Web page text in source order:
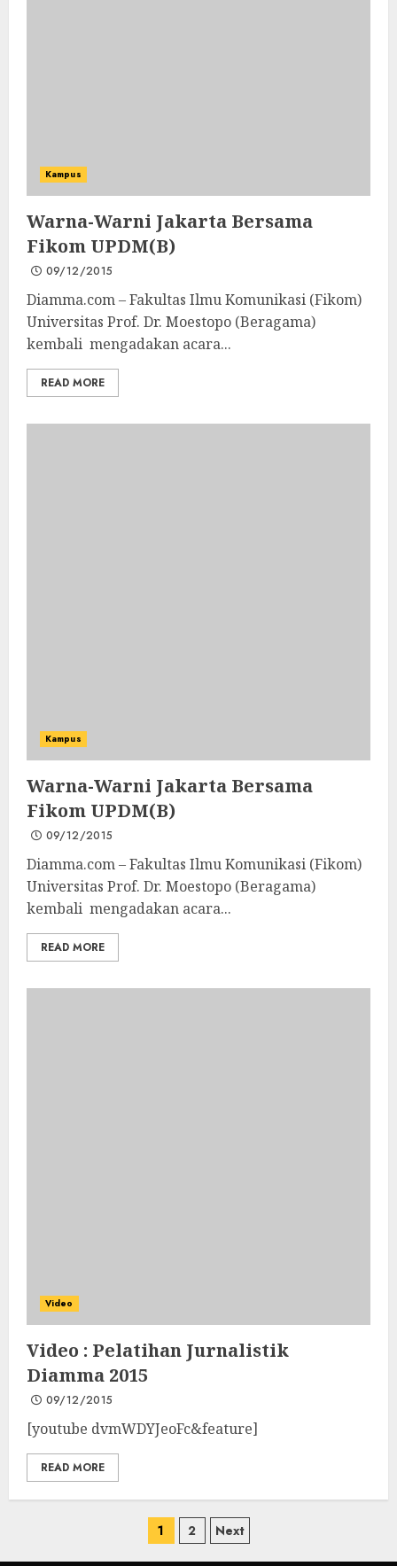
Kampus
Warna-Warni Jakarta Bersama
Fikom UPDM(B)
09/12/2015
Diamma.com – Fakultas Ilmu Komunikasi (Fikom)
Universitas Prof. Dr. Moestopo (Beragama)
kembali mengadakan acara...
READ MORE
Kampus
Warna-Warni Jakarta Bersama
Fikom UPDM(B)
09/12/2015
Diamma.com – Fakultas Ilmu Komunikasi (Fikom)
Universitas Prof. Dr. Moestopo (Beragama)
kembali mengadakan acara...
READ MORE
Video
Video : Pelatihan Jurnalistik
Diamma 2015
09/12/2015
[youtube dvmWDYJeoFc&feature]
READ MORE
Posts
1 2 Next